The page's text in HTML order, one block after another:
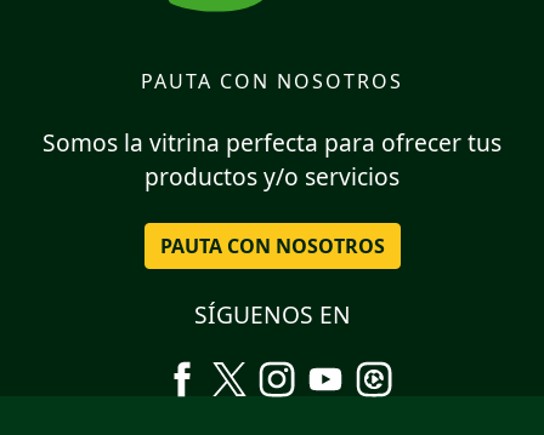
PAUTA CON NOSOTROS
Somos la vitrina perfecta para ofrecer tus
productos y/o servicios
PAUTA CON NOSOTROS
SÍGUENOS EN